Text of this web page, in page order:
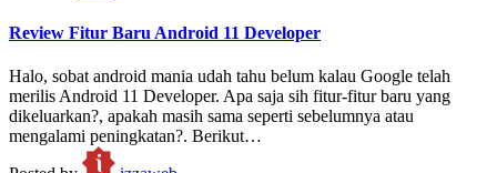
Review Fitur Baru Android 11 Developer
Halo, sobat android mania udah tahu belum kalau Google telah
merilis Android 11 Developer. Apa saja sih fitur-fitur baru yang
dikeluarkan?, apakah masih sama seperti sebelumnya atau
mengalami peningkatan?. Berikut…